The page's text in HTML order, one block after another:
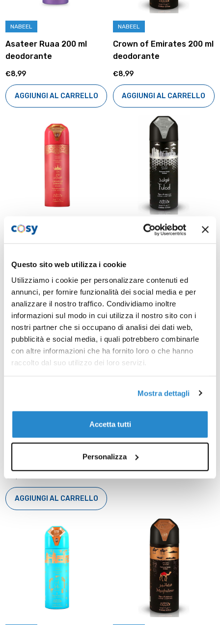
Questo sito web utilizza i cookie
Utilizziamo i cookie per personalizzare contenuti ed
annunci, per fornire funzionalità dei social media e per
analizzare il nostro traffico. Condividiamo inoltre
informazioni sul modo in cui utilizza il nostro sito con i
nostri partner che si occupano di analisi dei dati web,
pubblicità e social media, i quali potrebbero combinarle
con altre informazioni che ha fornito loro o che hanno
raccolto dal suo utilizzo dei loro servizi.
Mostra dettagli
Accetta tutti
Personalizza
NABEEL
Asateer Ruaa 200 ml
deodorante
€8,99
AGGIUNGI AL CARRELLO
NABEEL
Crown of Emirates 200 ml
deodorante
€8,99
AGGIUNGI AL CARRELLO
NABEEL
AGGIUNGI AL CARRELLO
€8,99
AGGIUNGI AL CARRELLO
Fulad Azm 200 ml
€8,99
AGGIUNGI AL CARRELLO
NABEEL
Irth 200 ml deodorante